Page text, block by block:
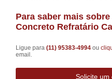
Para saber mais
Concreto Refratário
Ligue para(11) 95383-4994ou
email.
Solicite um